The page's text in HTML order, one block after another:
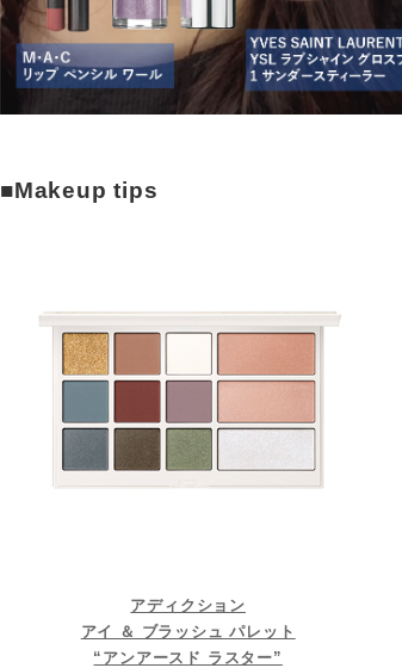
■Makeup tips
アディクション
アイ ＆ ブラッシュ パレット
“アンアースド ラスター”